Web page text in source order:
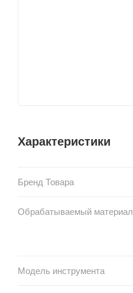
Характеристики
Бренд Товара
Обрабатываемый материал
Модель инструмента